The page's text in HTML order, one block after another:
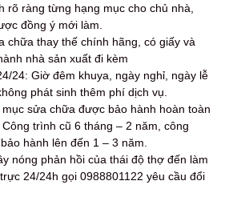
rõ ràng từng hạng mục cho chủ nhà,
đồng ý mới làm.
chữa thay thế chính hãng, có giấy và
nhà sản xuất đi kèm
24: Giờ đêm khuya, ngày nghỉ, ngày lễ
phát sinh thêm phí dịch vụ.
mục sửa chữa được bảo hành hoàn toàn
trình cũ 6 tháng – 2 năm, công
hành lên đến 1 – 3 năm.
nóng phản hồi của thái độ thợ đến làm
24/24h gọi 0988801122 yêu cầu đổi